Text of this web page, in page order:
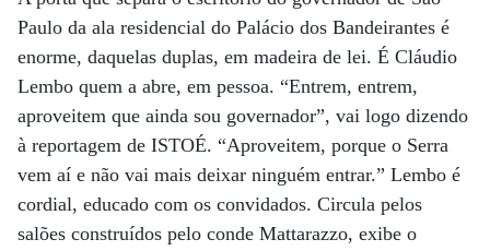
Paulo da ala residencial do Palácio dos Bandeirantes é
enorme, daquelas duplas, em madeira de lei. É Cláudio
Lembo quem a abre, em pessoa. “Entrem, entrem,
aproveitem que ainda sou governador”, vai logo dizendo
à reportagem de ISTOÉ. “Aproveitem, porque o Serra
vem aí e não vai mais deixar ninguém entrar.” Lembo é
cordial, educado com os convidados. Circula pelos
salões construídos pelo conde Mattarazzo, exibe o